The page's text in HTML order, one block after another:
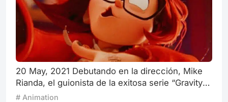
20 May, 2021 Debutando en la dirección, Mike
Rianda, el guionista de la exitosa serie “Gravity
Falls”, la película animada The Mithchells vs the
# Animation